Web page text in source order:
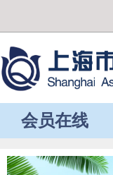
会员在线